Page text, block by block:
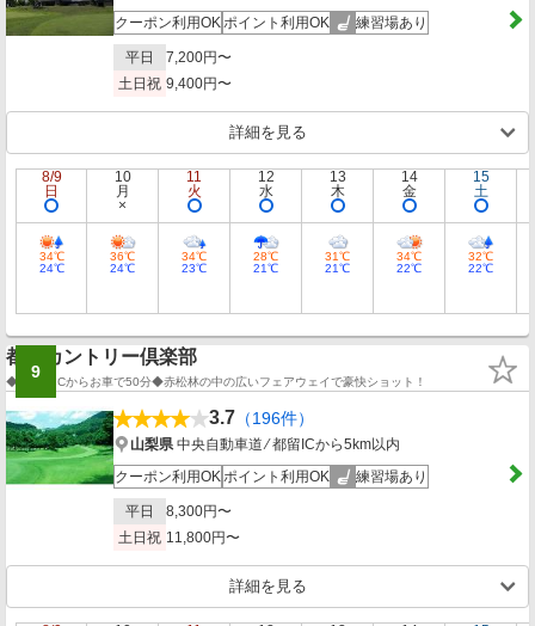
クーポン利用OKポイント利用OK 練習場あり
平日
7,200円〜
土日祝 9,400円〜
詳細を見る
8/9
日
34℃
24℃
10
月
36℃
24℃
11
火
34℃
23℃
12
水
28℃
21℃
13
木
31℃
21℃
14
金
34℃
22℃
15
土
32℃
22℃
9
都留カントリー倶楽部
◆八王子ICからお車で50分◆赤松林の中の広いフェアウェイで豪快ショット！
3.7 （196件）
山梨県中央自動車道 ⁄ 都留ICから5km以内
クーポン利用OKポイント利用OK 練習場あり
平日
8,300円〜
土日祝 11,800円〜
詳細を見る